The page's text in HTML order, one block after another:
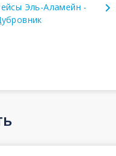
Эль-Аламейн -